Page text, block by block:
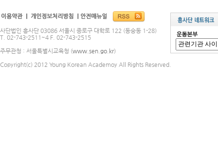
사단법인 흥사단 03086 서울시 종로구 대학로 122 (동숭동 1-28)
T. 02-743-2511~4 F. 02-743-2515
주무관청 : 서울특별시교육청 (www.sen.go.kr)
Copyright(c) 2012 Young Korean Academoy All Rights Reserved.